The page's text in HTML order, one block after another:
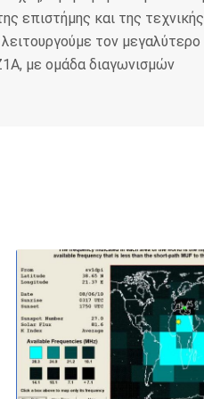
επιστήμης και της τεχνικής
τον μεγαλύτερο
με ομάδα διαγωνισμών